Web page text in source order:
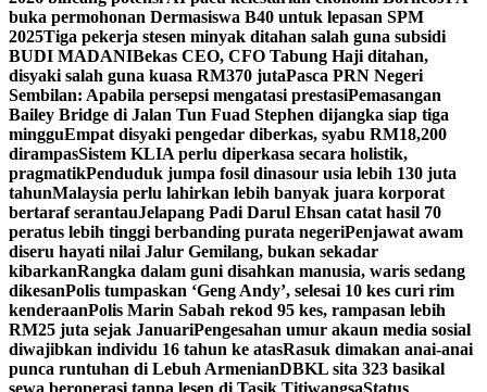
buka permohonan Dermasiswa B40 untuk lepasan SPM
2025Tiga pekerja stesen minyak ditahan salah guna subsidi
BUDI MADANIBekas CEO, CFO Tabung Haji ditahan,
disyaki salah guna kuasa RM370 jutaPasca PRN Negeri
Sembilan: Apabila persepsi mengatasi prestasiPemasangan
Bailey Bridge di Jalan Tun Fuad Stephen dijangka siap tiga
mingguEmpat disyaki pengedar diberkas, syabu RM18,200
dirampasSistem KLIA perlu diperkasa secara holistik,
pragmatikPenduduk jumpa fosil dinasour usia lebih 130 juta
tahunMalaysia perlu lahirkan lebih banyak juara korporat
bertaraf serantauJelapang Padi Darul Ehsan catat hasil 70
peratus lebih tinggi berbanding purata negeriPenjawat awam
diseru hayati nilai Jalur Gemilang, bukan sekadar
kibarkanRangka dalam guni disahkan manusia, waris sedang
dikesanPolis tumpaskan ‘Geng Andy’, selesai 10 kes curi rim
kenderaanPolis Marin Sabah rekod 95 kes, rampasan lebih
RM25 juta sejak JanuariPengesahan umur akaun media sosial
diwajibkan individu 16 tahun ke atasRasuk dimakan anai-anai
punca runtuhan di Lebuh ArmenianDBKL sita 323 basikal
sewa beroperasi tanpa lesen di Tasik TitiwangsaStatus